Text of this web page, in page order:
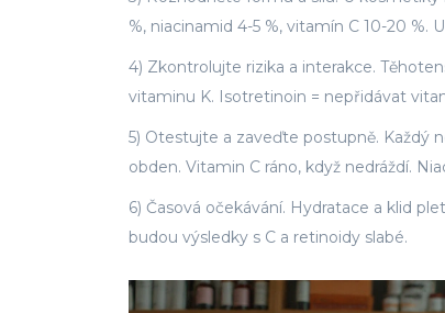
%, niacinamid 4-5 %, vitamín C 10-20 %.
4) Zkontrolujte rizika a interakce.
vitaminu K. Isotretinoin = nepřidávat
5) Otestujte a zaveďte postupně. Každý
obden. Vitamin C ráno, když nedráždí.
6) Časová očekávání. Hydratace a klid
budou výsledky s C a retinoidy slabé.